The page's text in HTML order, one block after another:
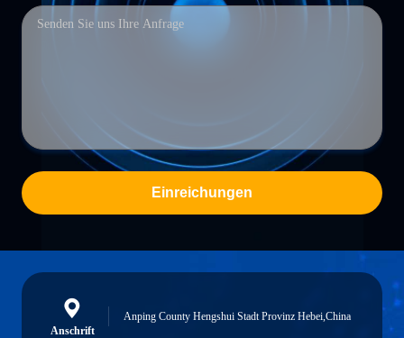
Einreichungen
Anschrift
Anping County Hengshui Stadt Provinz Hebei,China